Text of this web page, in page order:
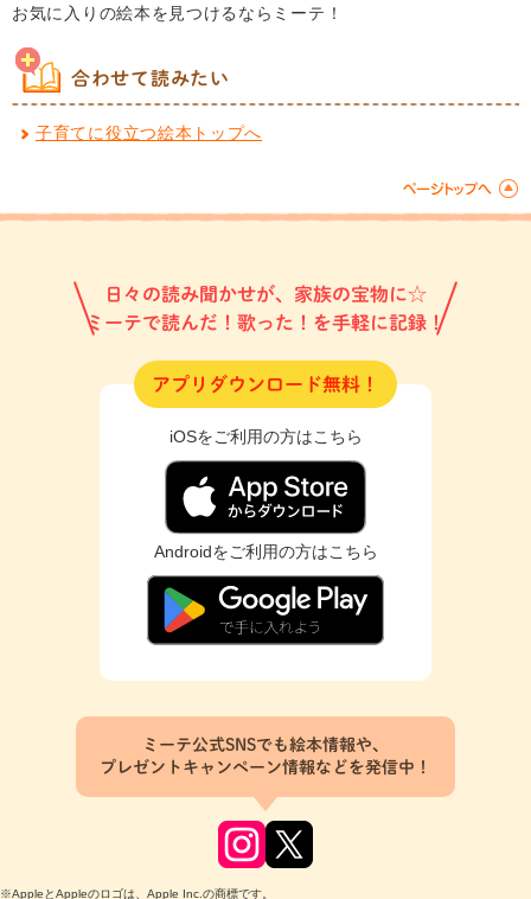
お気に入りの絵本を見つけるならミーテ！
合わせて読みたい
子育てに役立つ絵本トップへ
日々の読み聞かせが、家族の宝物に☆
ミーテで読んだ！歌った！を手軽に記録！
アプリダウンロード無料！
iOSをご利用の方はこちら
Androidをご利用の方はこちら
ミーテ公式SNSでも絵本情報や、
プレゼントキャンペーン情報などを発信中！
※AppleとAppleのロゴは、Apple Inc.の商標です。